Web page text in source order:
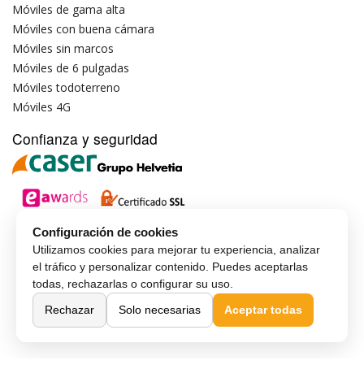
Móviles de gama alta
Móviles con buena cámara
Móviles sin marcos
Móviles de 6 pulgadas
Móviles todoterreno
Móviles 4G
Confianza y seguridad
Configuración de cookies
Utilizamos cookies para mejorar tu experiencia, analizar
el tráfico y personalizar contenido. Puedes aceptarlas
todas, rechazarlas o configurar su uso.
Rechazar
Solo necesarias Aceptar todas